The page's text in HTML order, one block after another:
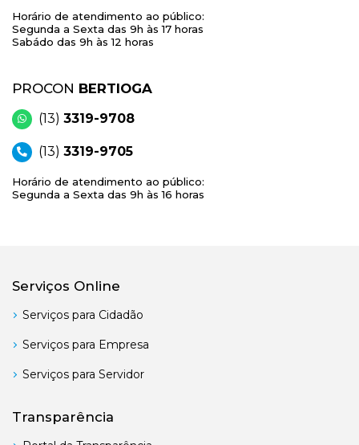
Horário de atendimento ao público:
Segunda a Sexta das 9h às 17 horas
Sabádo das 9h às 12 horas
PROCON BERTIOGA
(13) 3319-9708
(13) 3319-9705
Horário de atendimento ao público:
Segunda a Sexta das 9h às 16 horas
Serviços Online
Serviços para Cidadão
Serviços para Empresa
Serviços para Servidor
Transparência